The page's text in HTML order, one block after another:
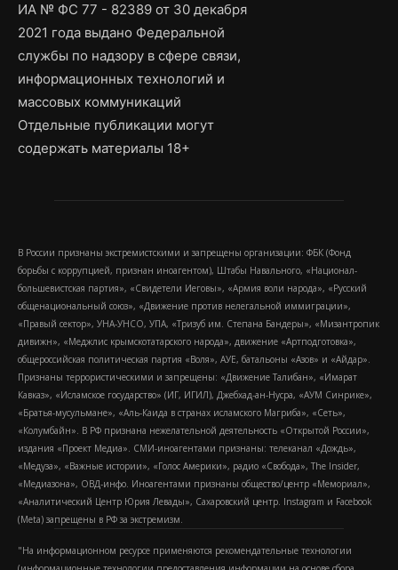
ИА № ФС 77 - 82389 от 30 декабря
2021 года выдано Федеральной
службы по надзору в сфере связи,
информационных технологий и
массовых коммуникаций
Отдельные публикации могут
содержать материалы 18+
В России признаны экстремистскими и запрещены организации: ФБК (Фонд
борьбы с коррупцией, признан иноагентом), Штабы Навального, «Национал-
большевистская партия», «Свидетели Иеговы», «Армия воли народа», «Русский
общенациональный союз», «Движение против нелегальной иммиграции»,
«Правый сектор», УНА-УНСО, УПА, «Тризуб им. Степана Бандеры», «Мизантропик
дивижн», «Меджлис крымскотатарского народа», движение «Артподготовка»,
общероссийская политическая партия «Воля», АУЕ, батальоны «Азов» и «Айдар».
Признаны террористическими и запрещены: «Движение Талибан», «Имарат
Кавказ», «Исламское государство» (ИГ, ИГИЛ), Джебхад-ан-Нусра, «АУМ Синрике»,
«Братья-мусульмане», «Аль-Каида в странах исламского Магриба», «Сеть»,
«Колумбайн». В РФ признана нежелательной деятельность «Открытой России»,
издания «Проект Медиа». СМИ-иноагентами признаны: телеканал «Дождь»,
«Медуза», «Важные истории», «Голос Америки», радио «Свобода», The Insider,
«Медиазона», ОВД-инфо. Иноагентами признаны общество/центр «Мемориал»,
«Аналитический Центр Юрия Левады», Сахаровский центр. Instagram и Facebook
(Metа) запрещены в РФ за экстремизм.
"На информационном ресурсе применяются рекомендательные технологии